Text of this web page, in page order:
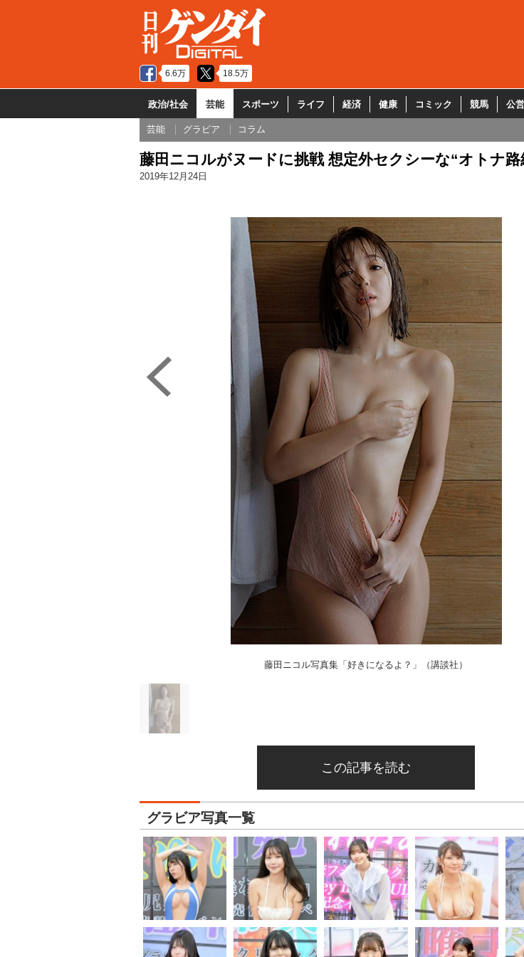
6.6万 18.5万
政治/社会 芸能 スポーツ ライフ 経済 健康 コミック 競馬 公
芸能 グラビア コラム
藤田ニコルがヌードに挑戦 想定外セクシーな“オトナ路
2019年12月24日
藤田ニコル写真集「好きになるよ？」（講談社）
この記事を読む
グラビア写真一覧